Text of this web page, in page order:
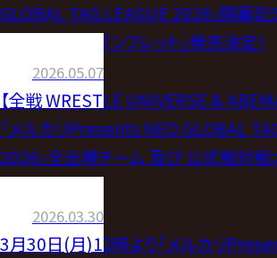
GLOBAL TAG LEAGUE 2026」開幕記
ャツ』＆『公式パンフレット』発売決定！
2026.05.07
【全戦 WRESTLE UNIVERSE &
「メルカリPresents NEO GLOBAL
2026」全出場チーム 及び 公式戦対戦
2026.03.30
3月30日(月)12時より「メルカリ